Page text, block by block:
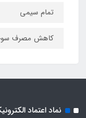
تمام سیمی
کاهش مصرف
نماد اعتماد